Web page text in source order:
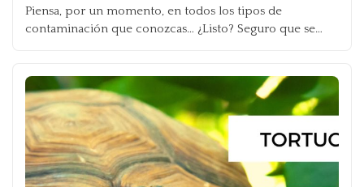
Piensa, por un momento, en todos los tipos de
contaminación que conozcas… ¿Listo? Seguro que se…